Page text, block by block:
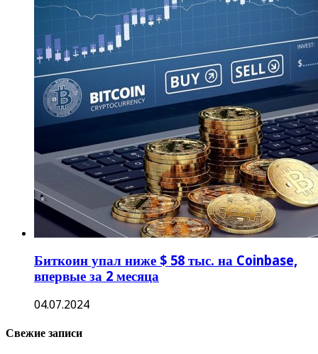
Биткоин упал ниже $ 58 тыс. на Coinbase,
впервые за 2 месяца
04.07.2024
Свежие записи